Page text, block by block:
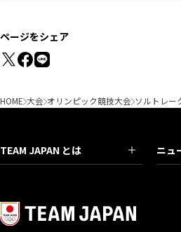
ページをシェア
HOME 大会 オリンピック競技大会 ソルトレー
TEAM JAPAN とは ニュ